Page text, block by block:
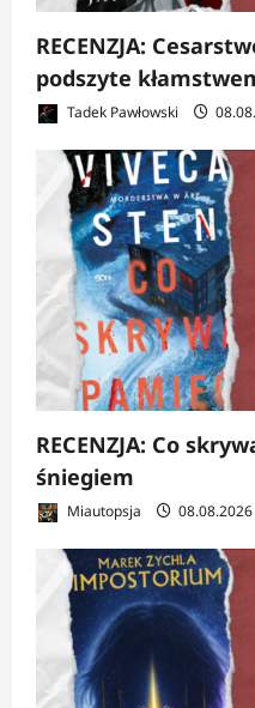
RECENZJA:
podszyte
Tadek Pawłowski
RECENZJA: Co
śniegiem
Miautopsja 08.08.2026